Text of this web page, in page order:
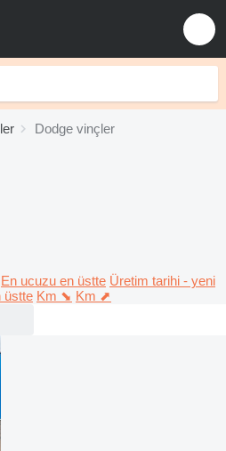
Dodge vinçler
En ucuzu en üstte Üretim tarihi - yeni
üstte Km ⬊ Km ⬈